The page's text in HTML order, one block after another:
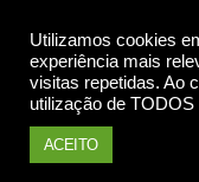
Utilizamos cookies
experiência mais
visitas repetidas. Ao
utilização de
ACEITO
Mundo